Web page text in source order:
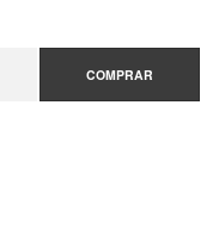
COMPRAR